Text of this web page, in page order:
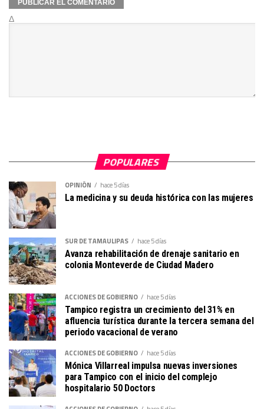
Δ
POPULARES
OPINIÓN hace 5 días
La medicina y su deuda histórica con las mujeres
SUR DE TAMAULIPAS hace 5 días
Avanza rehabilitación de drenaje sanitario en
colonia Monteverde de Ciudad Madero
ACCIONES DE GOBIERNO hace 5 días
Tampico registra un crecimiento del 31% en
afluencia turística durante la tercera semana del
periodo vacacional de verano
ACCIONES DE GOBIERNO hace 5 días
Mónica Villarreal impulsa nuevas inversiones
para Tampico con el inicio del complejo
hospitalario 50 Doctors